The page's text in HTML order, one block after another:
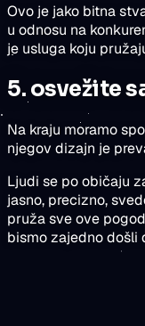
Ovo je jako bitna
u odnosu na
je usluga koju
5. osvežite
Na kraju moramo
njegov dizajn je
Ljudi se po običaju
jasno, precizno,
pruža sve ove
bismo zajedno došli